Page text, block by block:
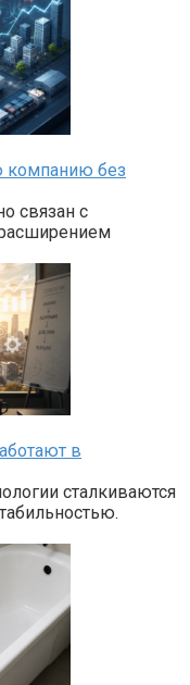
компанию без
связан с
в
сталкиваются